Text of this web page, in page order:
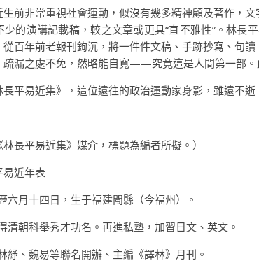
生前非常重視社會運動，似沒有幾多精神顧及著作，
少的演講記載稿，較之文章或更具“直不雅性”。林
百年前老報刊鉤沉，將一件件文稿、手跡抄寫、句
疏漏之處不免，然略能自寬——究竟這是人間第一部
平易近集》，這位遠往的政治運動家身影，雖遠不逝
林長平易近集》媒介，標題為編者所擬。）
易近年表
六月十四日，生于福建閩縣（今福州）。
清朝科舉秀才功名。再進私塾，加習日文、英文。
紓、魏易等聯名開辦、主編《譯林》月刊。